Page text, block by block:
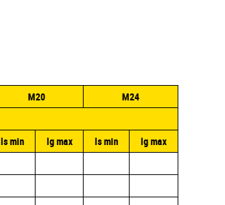
М20
М24
ls min lg max ls min
lg max